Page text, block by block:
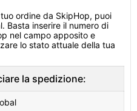
ordine da SkipHop, puoi
Basta inserire il numero di
nel campo apposito e
lo stato attuale della tua
la spedizione: